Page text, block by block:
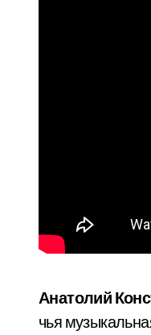
Анатолий
чья